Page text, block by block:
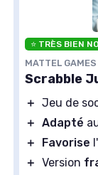
⭐ TRÈS BIEN
MATTEL GAMES
Scrabble
＋ Jeu de
＋ Adapté
＋
Favorise
＋ Version